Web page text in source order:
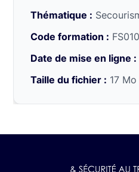
Thématique :
Code formation :
Date de mise en ligne :
Taille du fichier : 17 Mo